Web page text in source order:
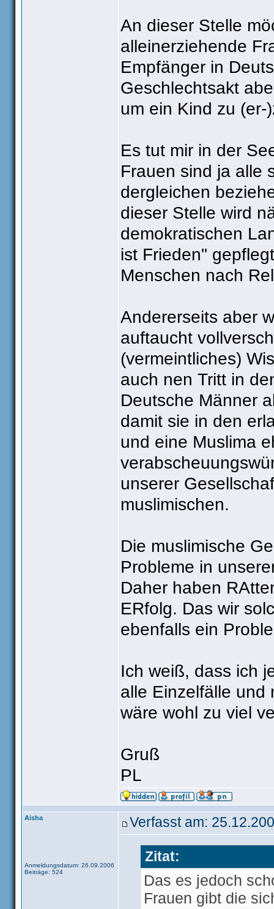
An dieser Stelle
alleinerziehende
Empfänger in
Geschlechtsakt
um ein Kind zu (er-
Es tut mir in der
Frauen sind ja alle
dergleichen
dieser Stelle wird
demokratischen
ist Frieden"
Menschen nach
Andererseits aber
auftaucht
(vermeintliches)
auch nen Tritt in
Deutsche Männer
damit sie in den
und eine Muslima
unserer
muslimischen.
Die muslimische
Probleme in
Daher haben
ERfolg. Das wir
ebenfalls ein
Ich weiß, dass ich
alle Einzelfälle und
wäre wohl zu viel
Gruß
PL
Aisha
Anmeldungsdatum: 26.09.2006
Beiträge: 524
Verfasst am:
Zitat:
Das es jedoch
Frauen gibt die